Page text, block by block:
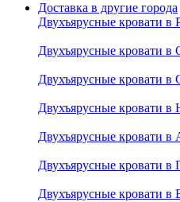
Доставка в другие города
Двухъярусные кровати в
Двухъярусные кровати в
Двухъярусные кровати в
Двухъярусные кровати в
Двухъярусные кровати в
Двухъярусные кровати в
Двухъярусные кровати в